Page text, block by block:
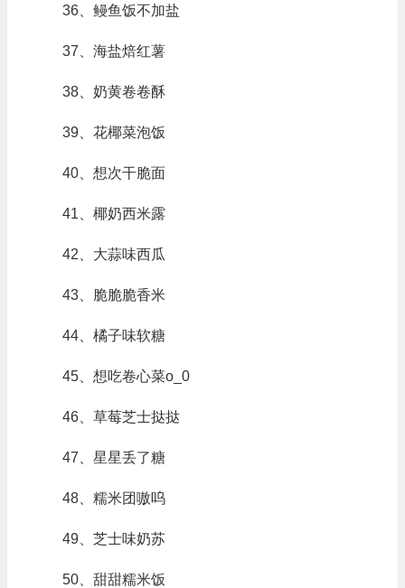
36、鳗鱼饭不加盐
37、海盐焙红薯
38、奶黄卷卷酥
39、花椰菜泡饭
40、想次干脆面
41、椰奶西米露
42、大蒜味西瓜
43、脆脆脆香米
44、橘子味软糖
45、想吃卷心菜o_0
46、草莓芝士挞挞
47、星星丢了糖
48、糯米团嗷呜
49、芝士味奶苏
50、甜甜糯米饭